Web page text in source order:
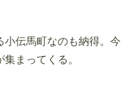
小伝馬町なのも納得。今
まってくる。